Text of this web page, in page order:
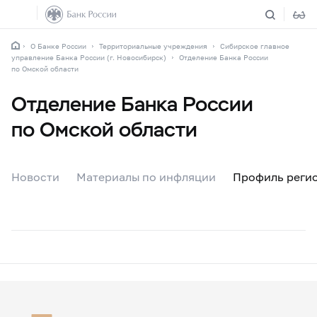
О Банке России Территориальные учреждения
Сибирское главное
управление Банка России (г. Новосибирск)
Отделение Банка России
по Омской области
Отделение Банка России
по Омской области
Новости Материалы по инфляции Профиль